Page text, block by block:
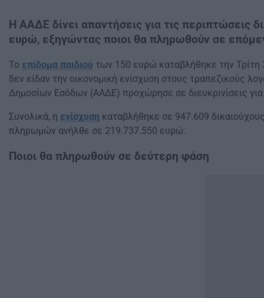
Η ΑΑΔΕ δίνει απαντήσεις για τις περιπτώσεις
ευρώ, εξηγώντας ποιοι θα πληρωθούν σε
Το επίδομα παιδιού των 150 ευρώ καταβλήθηκε την Τρίτη
δεν είδαν την οικονομική ενίσχυση στους τραπεζικούς
Δημοσίων Εσόδων (ΑΑΔΕ) προχώρησε σε διευκρινίσεις
Συνολικά, η ενίσχυση καταβλήθηκε σε 947.609
πληρωμών ανήλθε σε 219.737.550 ευρώ.
Ποιοι θα πληρωθούν σε δεύτερη φάση